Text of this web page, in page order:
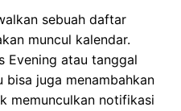
sebuah daftar
muncul kalendar.
Evening atau tanggal
juga menambahkan
memunculkan notifikasi